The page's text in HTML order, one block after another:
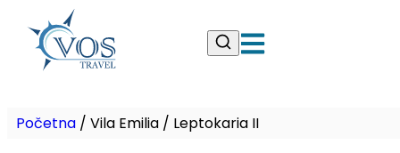
Početna / Vila Emilia / Leptokaria II